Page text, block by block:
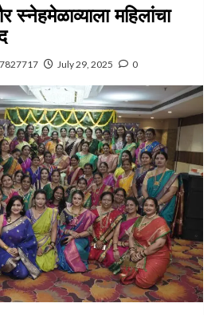
स्नेहमेळाव्याला महिलांचा
July 29, 2025 0